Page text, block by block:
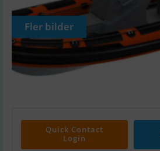
Fler bilder
Quick Contact
Login